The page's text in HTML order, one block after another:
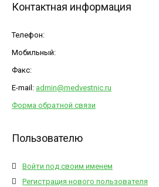
Контактная информация
Телефон:
Мобильный:
Факс:
E-mail: admin@medvestnic.ru
Форма обратной связи
Пользователю
Войти под своим именем
Регистрация нового пользователя